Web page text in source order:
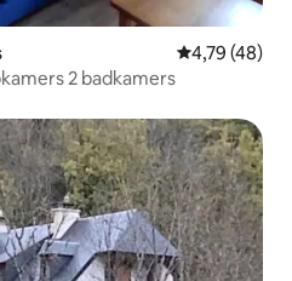
Gemiddelde
4,79 (48)
2 badkamers